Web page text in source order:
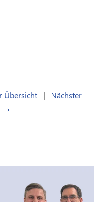
Übersicht |
Nächster
→